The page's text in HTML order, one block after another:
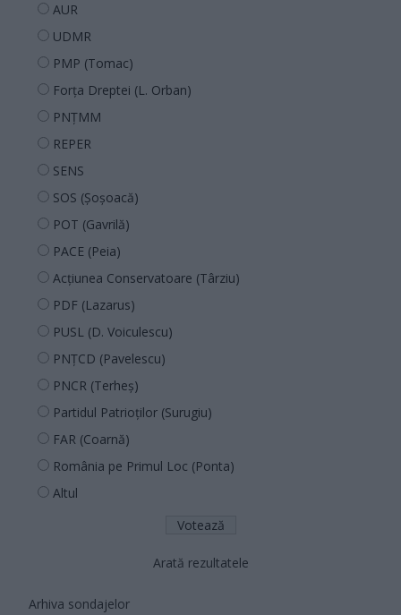
AUR
UDMR
PMP (Tomac)
Forța Dreptei (L. Orban)
PNȚMM
REPER
SENS
SOS (Șoșoacă)
POT (Gavrilă)
PACE (Peia)
Acțiunea Conservatoare (Târziu)
PDF (Lazarus)
PUSL (D. Voiculescu)
PNȚCD (Pavelescu)
PNCR (Terheș)
Partidul Patrioților (Surugiu)
FAR (Coarnă)
România pe Primul Loc (Ponta)
Altul
Arată rezultatele
Arhiva sondajelor